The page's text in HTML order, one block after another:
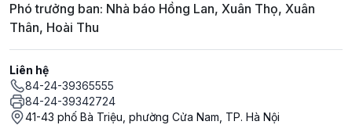
Phó trưởng ban: Nhà báo Hồng Lan, Xuân Thọ, Xuân
Thân, Hoài Thu
Liên hệ
84-24-39365555
84-24-39342724
41-43 phố Bà Triệu, phường Cửa Nam, TP. Hà Nội